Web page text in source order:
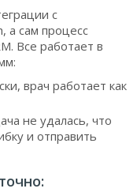
с
а сам процесс
Все работает в
врач работает как
не удалась, что
и отправить